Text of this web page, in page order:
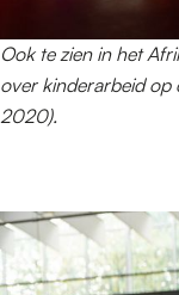
Ook te zien in het
over kinderarbeid op
2020).